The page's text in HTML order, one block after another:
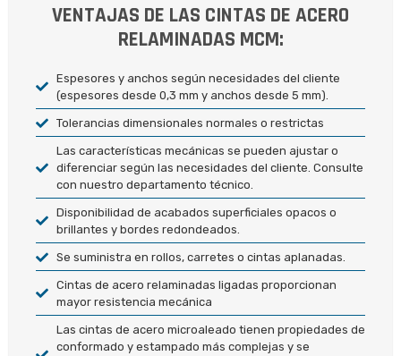
VENTAJAS DE LAS CINTAS DE ACERO
RELAMINADAS MCM:
Espesores y anchos según necesidades del cliente
(espesores desde 0,3 mm y anchos desde 5 mm).
Tolerancias dimensionales normales o restrictas
Las características mecánicas se pueden ajustar o
diferenciar según las necesidades del cliente. Consulte
con nuestro departamento técnico.
Disponibilidad de acabados superficiales opacos o
brillantes y bordes redondeados.
Se suministra en rollos, carretes o cintas aplanadas.
Cintas de acero relaminadas ligadas proporcionan
mayor resistencia mecánica
Las cintas de acero microaleado tienen propiedades de
conformado y estampado más complejas y se